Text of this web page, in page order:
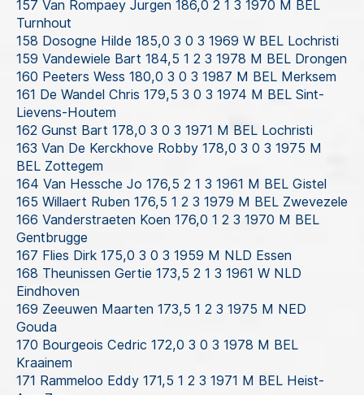
157 Van Rompaey Jurgen 186,0 2 1 3 1970 M BEL
Turnhout
158 Dosogne Hilde 185,0 3 0 3 1969 W BEL Lochristi
159 Vandewiele Bart 184,5 1 2 3 1978 M BEL Drongen
160 Peeters Wess 180,0 3 0 3 1987 M BEL Merksem
161 De Wandel Chris 179,5 3 0 3 1974 M BEL Sint-
Lievens-Houtem
162 Gunst Bart 178,0 3 0 3 1971 M BEL Lochristi
163 Van De Kerckhove Robby 178,0 3 0 3 1975 M
BEL Zottegem
164 Van Hessche Jo 176,5 2 1 3 1961 M BEL Gistel
165 Willaert Ruben 176,5 1 2 3 1979 M BEL Zwevezele
166 Vanderstraeten Koen 176,0 1 2 3 1970 M BEL
Gentbrugge
167 Flies Dirk 175,0 3 0 3 1959 M NLD Essen
168 Theunissen Gertie 173,5 2 1 3 1961 W NLD
Eindhoven
169 Zeeuwen Maarten 173,5 1 2 3 1975 M NED
Gouda
170 Bourgeois Cedric 172,0 3 0 3 1978 M BEL
Kraainem
171 Rammeloo Eddy 171,5 1 2 3 1971 M BEL Heist-